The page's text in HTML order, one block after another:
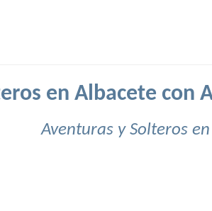
en Albacete con
Aventuras y Solteros